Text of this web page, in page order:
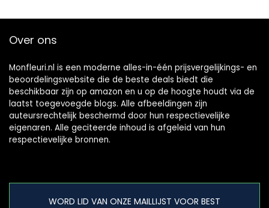
Over ons
Monfleuri.nl is een moderne alles-in-één prijsvergelijkings- en
beoordelingswebsite die de beste deals biedt die
beschikbaar zijn op amazon en u op de hoogte houdt via de
laatst toegevoegde blogs. Alle afbeeldingen zijn
auteursrechtelijk beschermd door hun respectievelijke
eigenaren. Alle geciteerde inhoud is afgeleid van hun
respectievelijke bronnen.
WORD LID VAN ONZE MAILLIJST VOOR BEST